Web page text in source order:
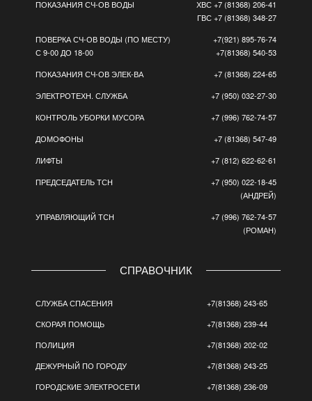
ПОКАЗАНИЯ СЧ-ОВ ВОДЫ
ХВС +7 (81368) 206-41
ГВС +7 (81368) 348-27
ПОВЕРКА СЧ-ОВ ВОДЫ (ПО МЕСТУ)
С 9-00 ДО 18-00
+7(921) 895-76-74
+7(81368) 540-53
ПОКАЗАНИЯ СЧ-ОВ ЭЛЕК-ВА
+7 (81368) 224-65
ЭЛЕКТРОТЕХН. СЛУЖБА
+7 (950) 032-27-30
КОНТРОЛЬ УБОРКИ МУСОРА
+7 (996) 762-74-57
ДОМОФОНЫ
+7 (81368) 547-49
ЛИФТЫ
+7 (812) 622-62-61
ПРЕДСЕДАТЕЛЬ ТСН
+7 (950) 022-18-45
(АНДРЕЙ)
УПРАВЛЯЮЩИЙ ТСН
+7 (996) 762-74-57
(РОМАН)
СПРАВОЧНИК
СЛУЖБА СПАСЕНИЯ
+7(81368) 243-65
СКОРАЯ ПОМОЩЬ
+7(81368) 239-44
ПОЛИЦИЯ
+7(81368) 202-02
ДЕЖУРНЫЙ ПО ГОРОДУ
+7(81368) 243-25
ГОРОДСКИЕ ЭЛЕКТРОСЕТИ
+7(81368) 236-09